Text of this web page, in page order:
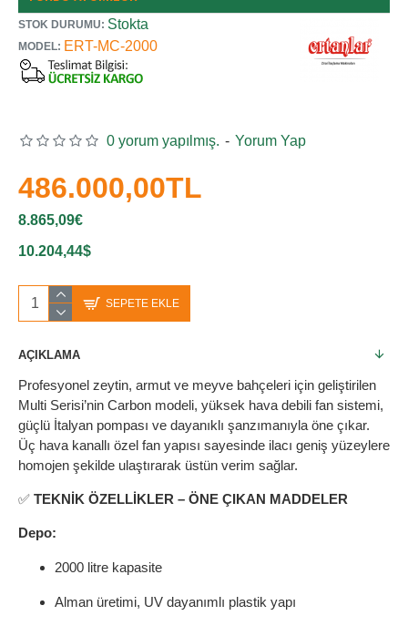
STOK DURUMU: Stokta
MODEL: ERT-MC-2000
0 yorum yapılmış. - Yorum Yap
486.000,00TL
8.865,09€
10.204,44$
SEPETE EKLE
AÇIKLAMA
Profesyonel zeytin, armut ve meyve bahçeleri için geliştirilen
Multi Serisi’nin Carbon modeli, yüksek hava debili fan sistemi,
güçlü İtalyan pompası ve dayanıklı şanzımanıyla öne çıkar.
Üç hava kanallı özel fan yapısı sayesinde ilacı geniş yüzeylere
homojen şekilde ulaştırarak üstün verim sağlar.
✅ TEKNİK ÖZELLİKLER – ÖNE ÇIKAN MADDELER
Depo:
2000 litre kapasite
Alman üretimi, UV dayanımlı plastik yapı